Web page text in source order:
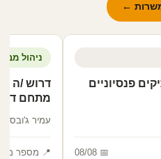
←
פנסיוניים
📅 08/08
ניהול
דרוש /ה
מתחם
עמיר ג'ובס
📍 מספר